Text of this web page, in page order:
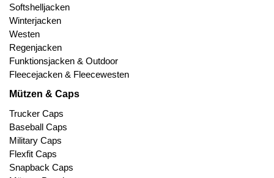
Softshelljacken
Winterjacken
Westen
Regenjacken
Funktionsjacken & Outdoor
Fleecejacken & Fleecewesten
Mützen & Caps
Trucker Caps
Baseball Caps
Military Caps
Flexfit Caps
Snapback Caps